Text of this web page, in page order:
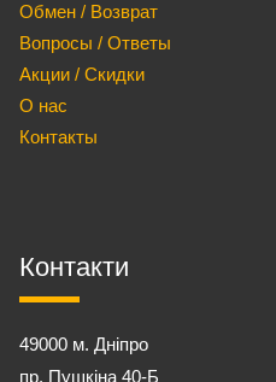
Обмен / Возврат
Вопросы / Ответы
Акции / Скидки
О нас
Контакты
Контакти
49000 м. Дніпро
пр. Пушкіна 40-Б